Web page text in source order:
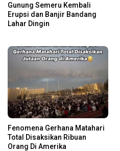
Gunung Semeru Kembali
Erupsi dan Banjir Bandang
Lahar Dingin
Fenomena Gerhana Matahari
Total Disaksikan Ribuan
Orang Di Amerika